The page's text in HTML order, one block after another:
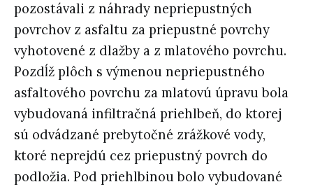
pozostávali z náhrady nepriepustných
povrchov z asfaltu za priepustné povrchy
vyhotovené z dlažby a z mlatového povrchu.
Pozdĺž plôch s výmenou nepriepustného
asfaltového povrchu za mlatovú úpravu bola
vybudovaná infiltračná priehlbeň, do ktorej
sú odvádzané prebytočné zrážkové vody,
ktoré neprejdú cez priepustný povrch do
podložia. Pod priehlbinou bolo vybudované